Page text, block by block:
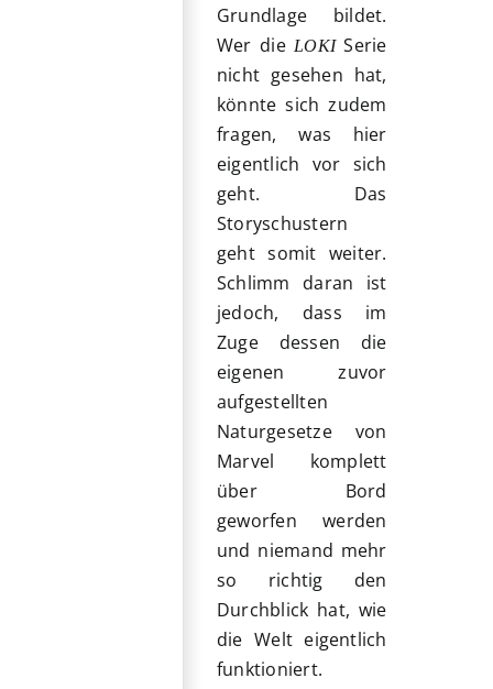
Grundlage bildet.
Wer dieLOKISerie
nicht gesehen hat,
könnte sich zudem
fragen, was hier
eigentlich vor sich
geht. Das
Storyschustern
geht somit weiter.
Schlimm daran ist
jedoch, dass im
Zuge dessen die
eigenen zuvor
aufgestellten
Naturgesetze von
Marvel komplett
über Bord
geworfen werden
und niemand mehr
so richtig den
Durchblick hat, wie
die Welt eigentlich
funktioniert.